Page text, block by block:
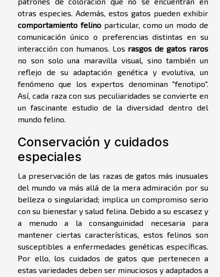
otras especies. Además, estos gatos pueden exhibir
comportamiento felinoparticular, como un modo de
comunicación único o preferencias distintas en su
interacción con humanos. Los rasgos de gatos raros
no son solo una maravilla visual, sino también un
reflejo de su adaptación genética y evolutiva, un
fenómeno que los expertos denominan "fenotipo".
Así, cada raza con sus peculiaridades se convierte en
un fascinante estudio de la diversidad dentro del
mundo felino.
Conservación y cuidados
especiales
La preservación de las razas de gatos más inusuales
del mundo va más allá de la mera admiración por su
belleza o singularidad; implica un compromiso serio
con su bienestar y salud felina. Debido a su escasez y
a menudo a la consanguinidad necesaria para
mantener ciertas características, estos felinos son
susceptibles a enfermedades genéticas específicas.
Por ello, los cuidados de gatos que pertenecen a
estas variedades deben ser minuciosos y adaptados a